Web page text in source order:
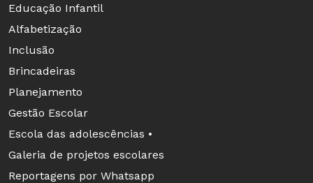
Educação Infantil
Alfabetização
Inclusão
Brincadeiras
Planejamento
Gestão Escolar
Escola das adolescências •
Galeria de projetos escolares
Reportagens por Whatsapp